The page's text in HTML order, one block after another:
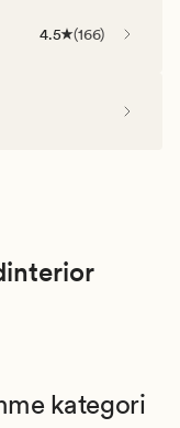
4.5 (166)
kategori